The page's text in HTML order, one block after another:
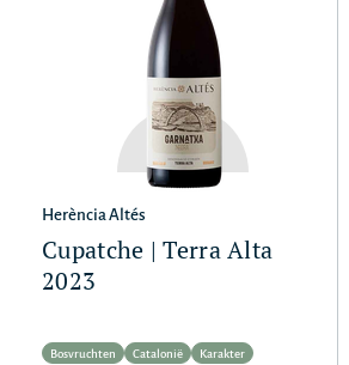
Herència Altés
Cupatche | Terra Alta
2023
Bosvruchten Catalonië Karakter